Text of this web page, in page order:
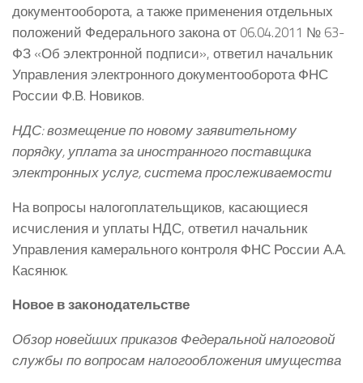
документооборота, а также применения отдельных
положений Федерального закона от 06.04.2011 № 63-
ФЗ «Об электронной подписи», ответил начальник
Управления электронного документооборота ФНС
России Ф.В. Новиков.
НДС: возмещение по новому заявительному
порядку, уплата за иностранного поставщика
электронных услуг, система прослеживаемости
На вопросы налогоплательщиков, касающиеся
исчисления и уплаты НДС, ответил начальник
Управления камерального контроля ФНС России А.А.
Касянюк.
Новое в законодательстве
Обзор новейших приказов Федеральной налоговой
службы по вопросам налогообложения имущества